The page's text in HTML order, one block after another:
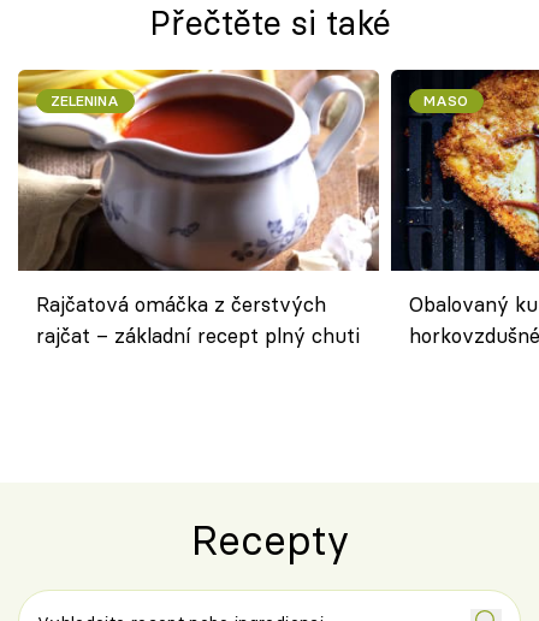
Přečtěte si také
ZELENINA
Rajčatová omáčka z čerstvých
rajčat – základní recept plný chuti
MASO
Obalovaný
Recepty